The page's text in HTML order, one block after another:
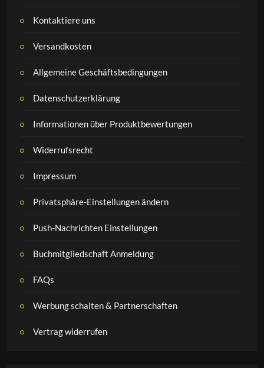
Kontaktiere uns
Versandkosten
Allgemeine Geschäftsbedingungen
Datenschutzerklärung
Informationen über Produktbewertungen
Widerrufsrecht
Impressum
Privatsphäre-Einstellungen ändern
Push-Nachrichten Einstellungen
Buchmitgliedschaft Anmeldung
FAQs
Werbung schalten & Partnerschaften
Vertrag widerrufen